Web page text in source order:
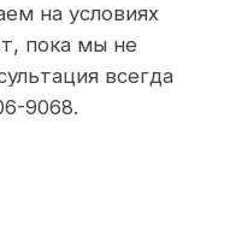
на условиях
пока мы не
всегда
9068.